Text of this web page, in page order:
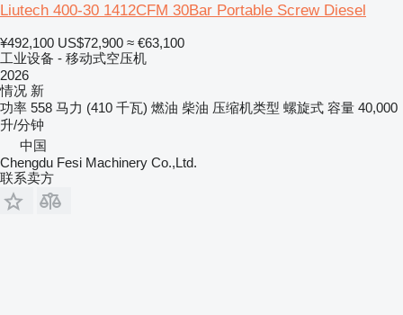
Liutech 400-30 1412CFM 30Bar Portable Screw Diesel
¥492,100 US$72,900 ≈ €63,100
工业设备 - 移动式空压机
2026
情况 新
功率 558 马力 (410 千瓦) 燃油 柴油 压缩机类型 螺旋式 容量 40,000
升/分钟
中国
Chengdu Fesi Machinery Co.,Ltd.
联系卖方